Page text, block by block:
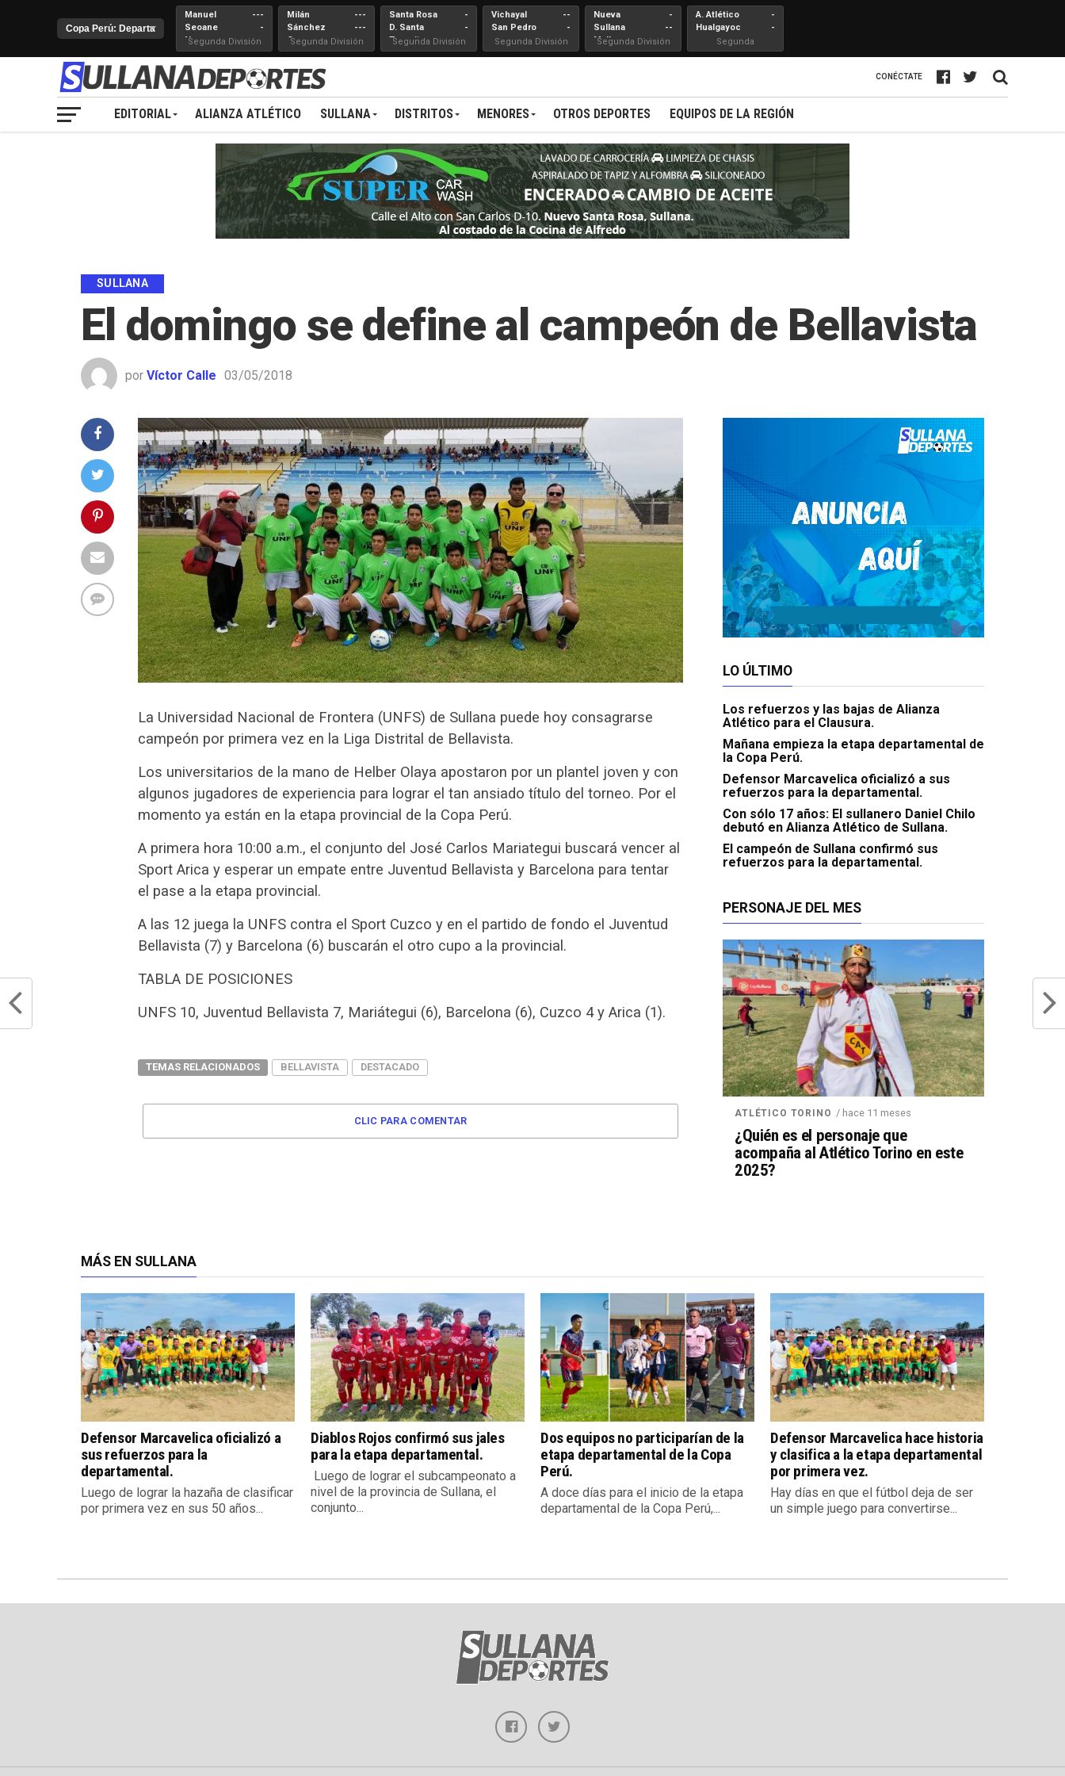
Manuel
Seoane
Nueva
Juventud
---
-
Segunda División
Milán
Sánchez
Cerro
---
---
Segunda División
Santa Rosa
D. Santa
Teresita
-
-
Segunda División
Vichayal
San Pedro
--
-
Segunda División
Nueva
Sullana
Mallares
-
--
Segunda División
A. Atlético
Hualgayoc
-
-
Segunda
Profesional
CONÉCTATE
EDITORIAL ALIANZA ATLÉTICO SULLANA DISTRITOS MENORES OTROS DEPORTES EQUIPOS DE LA REGIÓN
SULLANA
El domingo se define al campeón de Bellavista
por Víctor Calle 03/05/2018
La Universidad Nacional de Frontera (UNFS) de Sullana puede hoy consagrarse
campeón por primera vez en la Liga Distrital de Bellavista.
Los universitarios de la mano de Helber Olaya apostaron por un plantel joven y con
algunos jugadores de experiencia para lograr el tan ansiado título del torneo. Por el
momento ya están en la etapa provincial de la Copa Perú.
A primera hora 10:00 a.m., el conjunto del José Carlos Mariategui buscará vencer al
Sport Arica y esperar un empate entre Juventud Bellavista y Barcelona para tentar
el pase a la etapa provincial.
A las 12 juega la UNFS contra el Sport Cuzco y en el partido de fondo el Juventud
Bellavista (7) y Barcelona (6) buscarán el otro cupo a la provincial.
TABLA DE POSICIONES
UNFS 10, Juventud Bellavista 7, Mariátegui (6), Barcelona (6), Cuzco 4 y Arica (1).
TEMAS RELACIONADOS BELLAVISTA DESTACADO
CLIC PARA COMENTAR
LO ÚLTIMO
Los refuerzos y las bajas de Alianza
Atlético para el Clausura.
Mañana empieza la etapa departamental de
la Copa Perú.
Defensor Marcavelica oficializó a sus
refuerzos para la departamental.
Con sólo 17 años: El sullanero Daniel Chilo
debutó en Alianza Atlético de Sullana.
El campeón de Sullana confirmó sus
refuerzos para la departamental.
PERSONAJE DEL MES
ATLÉTICO TORINO / hace 11 meses
¿Quién es el personaje que
acompaña al Atlético Torino en este
2025?
MÁS EN SULLANA
Defensor Marcavelica oficializó a
sus refuerzos para la
departamental.
Luego de lograr la hazaña de clasificar
por primera vez en sus 50 años...
Diablos Rojos confirmó sus jales
para la etapa departamental.
Luego de lograr el subcampeonato a
nivel de la provincia de Sullana, el
conjunto...
Dos equipos no participarían de la
etapa departamental de la Copa
Perú.
A doce días para el inicio de la etapa
departamental de la Copa Perú,...
Defensor Marcavelica hace historia
y clasifica a la etapa departamental
por primera vez.
Hay días en que el fútbol deja de ser
un simple juego para convertirse...